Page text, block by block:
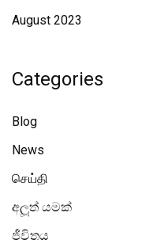
August 2023
Categories
Blog
News
செய்தி
අලූත් යමක්
ජීවිතය